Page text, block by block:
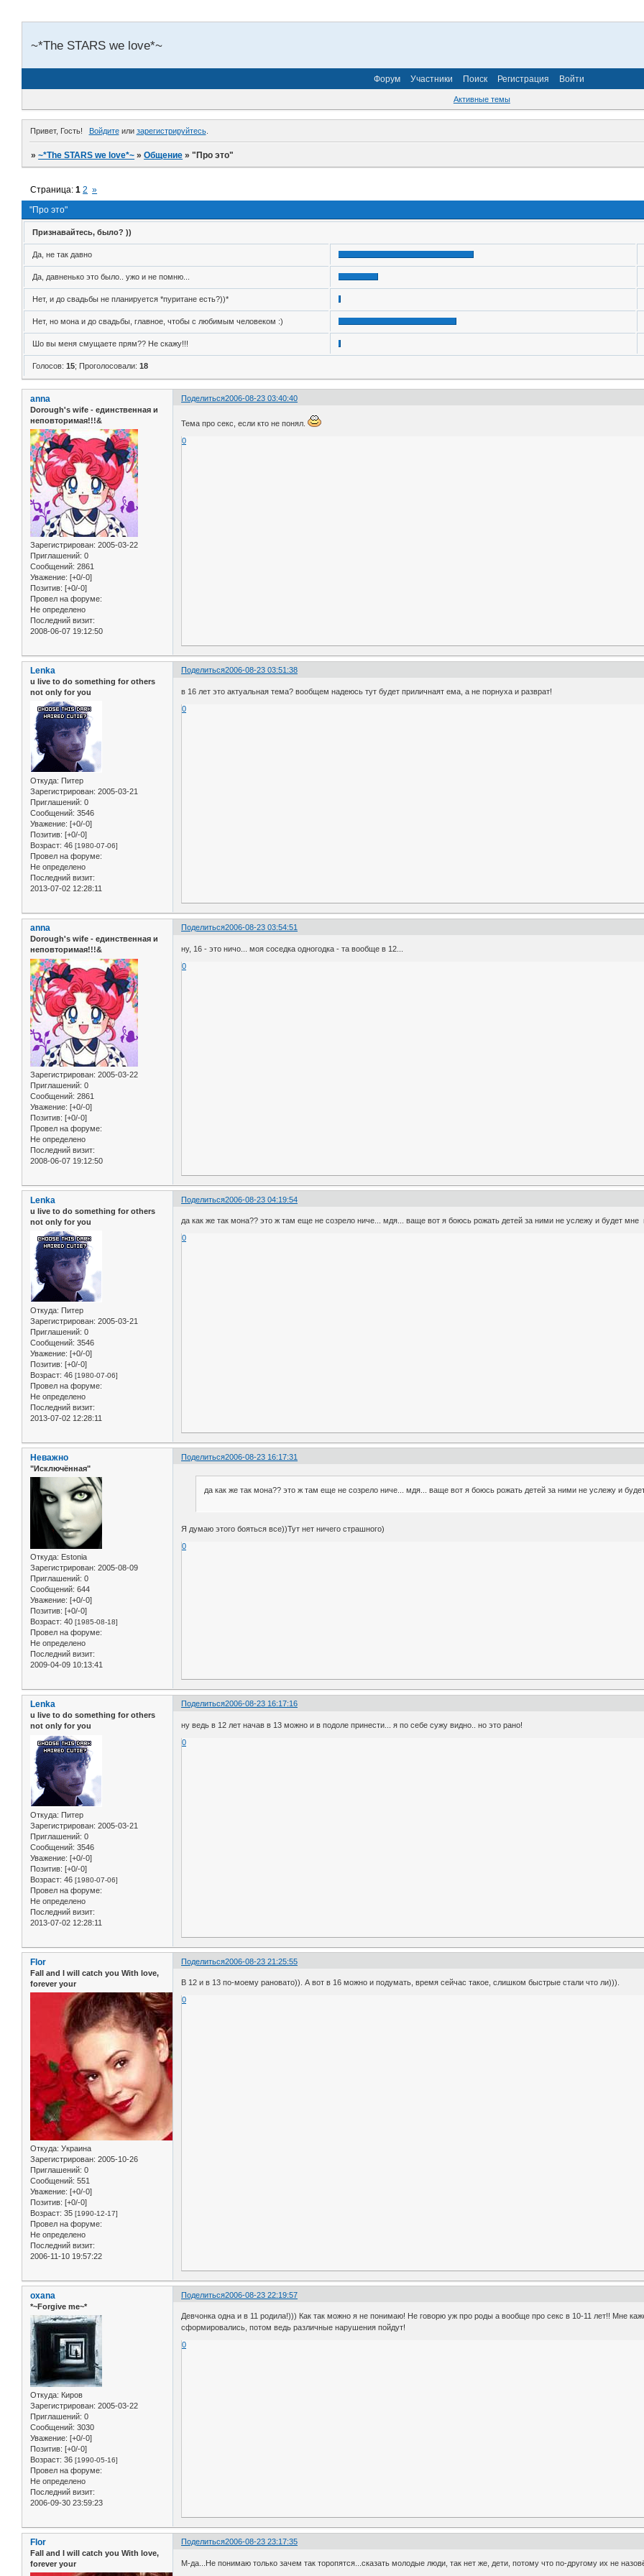
~*The STARS we love*~
Форум Участники Поиск Регистрация Войти
Активные темы
Привет, Гость! Войдитеили зарегистрируйтесь.
»~*The STARS we love*~ »Общение »"Про это"
"Про это"
Страница:1 2 »
Признавайтесь, было? ))
Да, не так давно
Да, давненько это было.. ужо и не помню...
Нет, и до свадьбы не планируется *пуритане есть?))*
Нет, но мона и до свадьбы, главное, чтобы с любимым человеком :)
Шо вы меня смущаете прям?? Не скажу!!!
Голосов: 15; Проголосовали: 18
Поделиться2006-08-23 03:40:40
anna
Dorough's wife - единственная и
неповторимая!!!&
Зарегистрирован: 2005-03-22
Приглашений: 0
Сообщений: 2861
Уважение: [+0/-0]
Позитив: [+0/-0]
Провел на форуме:
Не определено
Последний визит:
2008-06-07 19:12:50
Тема про секс, если кто не понял.
0
Поделиться2006-08-23 03:51:38
Lenka
u live to do something for others
not only for you
Откуда: Питер
Зарегистрирован: 2005-03-21
Приглашений: 0
Сообщений: 3546
Уважение: [+0/-0]
Позитив: [+0/-0]
Возраст: 46 [1980-07-06]
Провел на форуме:
Не определено
Последний визит:
2013-07-02 12:28:11
в 16 лет это актуальная тема? вообщем надеюсь тут будет приличнаят ема, а не порнуха и разврат!
0
Поделиться2006-08-23 03:54:51
anna
Dorough's wife - единственная и
неповторимая!!!&
Зарегистрирован: 2005-03-22
Приглашений: 0
Сообщений: 2861
Уважение: [+0/-0]
Позитив: [+0/-0]
Провел на форуме:
Не определено
Последний визит:
2008-06-07 19:12:50
ну, 16 - это ничо... моя соседка одногодка - та вообще в 12...
0
Поделиться2006-08-23 04:19:54
Lenka
u live to do something for others
not only for you
Откуда: Питер
Зарегистрирован: 2005-03-21
Приглашений: 0
Сообщений: 3546
Уважение: [+0/-0]
Позитив: [+0/-0]
Возраст: 46 [1980-07-06]
Провел на форуме:
Не определено
Последний визит:
2013-07-02 12:28:11
да как же так мона?? это ж там еще не созрело ниче... мдя... ваще вот я боюсь рожать детей за ними не услежу и будет мне
0
Поделиться2006-08-23 16:17:31
Неважно
"Исключённая"
Откуда: Estonia
Зарегистрирован: 2005-08-09
Приглашений: 0
Сообщений: 644
Уважение: [+0/-0]
Позитив: [+0/-0]
Возраст: 40 [1985-08-18]
Провел на форуме:
Не определено
Последний визит:
2009-04-09 10:13:41
да как же так мона?? это ж там еще не созрело ниче... мдя... ваще вот я боюсь рожать детей за ними не услежу и
Я думаю этого бояться все))Тут нет ничего страшного)
0
Поделиться2006-08-23 16:17:16
Lenka
u live to do something for others
not only for you
Откуда: Питер
Зарегистрирован: 2005-03-21
Приглашений: 0
Сообщений: 3546
Уважение: [+0/-0]
Позитив: [+0/-0]
Возраст: 46 [1980-07-06]
Провел на форуме:
Не определено
Последний визит:
2013-07-02 12:28:11
ну ведь в 12 лет начав в 13 можно и в подоле принести... я по себе сужу видно.. но это рано!
0
Поделиться2006-08-23 21:25:55
Flor
Fall and I will catch you With love,
forever your
Откуда: Украина
Зарегистрирован: 2005-10-26
Приглашений: 0
Сообщений: 551
Уважение: [+0/-0]
Позитив: [+0/-0]
Возраст: 35 [1990-12-17]
Провел на форуме:
Не определено
Последний визит:
2006-11-10 19:57:22
В 12 и в 13 по-моему рановато)). А вот в 16 можно и подумать, время сейчас такое, слишком быстрые стали что ли))).
0
Поделиться2006-08-23 22:19:57
oxana
*~Forgive me~*
Откуда: Киров
Зарегистрирован: 2005-03-22
Приглашений: 0
Сообщений: 3030
Уважение: [+0/-0]
Позитив: [+0/-0]
Возраст: 36 [1990-05-16]
Провел на форуме:
Не определено
Последний визит:
2006-09-30 23:59:23
Девчонка одна и в 11 родила!))) Как так можно я не понимаю! Не говорю уж про роды а вообще про секс в 10-11 лет!! Мне
сформировались, потом ведь различные нарушения пойдут!
0
Поделиться2006-08-23 23:17:35
Flor
Fall and I will catch you With love,
forever your
М-да...Не понимаю только зачем так торопятся...сказать молодые люди, так нет же, дети, потому что по-другому их не